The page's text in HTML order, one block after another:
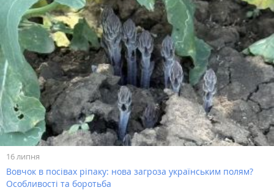
16 липня
Вовчок в посівах ріпаку: нова загроза українським полям?
Особливості та боротьба